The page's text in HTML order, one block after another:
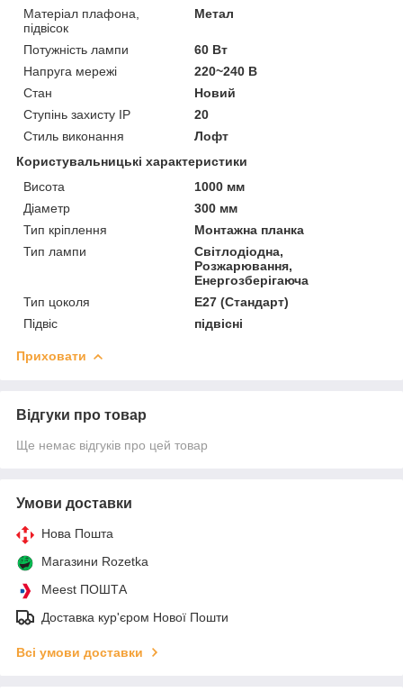
Матеріал плафона,
підвісок
Метал
Потужність лампи
60 Вт
Напруга мережі
220~240 В
Стан
Новий
Ступінь захисту IP
20
Стиль виконання
Лофт
Користувальницькі характеристики
Висота
1000 мм
Діаметр
300 мм
Тип кріплення
Монтажна планка
Тип лампи
Світлодіодна,
Розжарювання,
Енергозберігаюча
Тип цоколя
E27 (Стандарт)
Підвіс
підвісні
Приховати
Відгуки про товар
Ще немає відгуків про цей товар
Умови доставки
Нова Пошта
Магазини Rozetka
Meest ПОШТА
Доставка кур'єром Нової Пошти
Всі умови доставки